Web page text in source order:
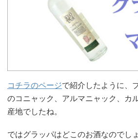
コチラのページで紹介したように、
のコニャック、アルマニャック、カ
産地でしたね。
ではグラッパはどこのお酒なのでしょ